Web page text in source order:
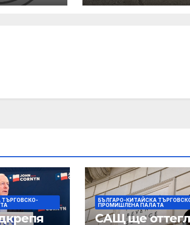
Стабилно
и социални
ТЪРГОВСКО-
БЪЛГАРО-КИТАЙСКА
ПРОМИШЛЕНА ПАЛAТА
САЩ ще